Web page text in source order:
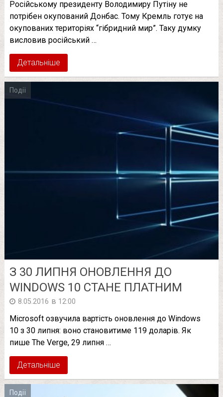
Російському президенту Володимиру Путіну не
потрібен окупований Донбас. Тому Кремль готує на
окупованих територіях “гібридний мир”. Таку думку
висловив російський …
Детальніше
Події
З 30 ЛИПНЯ ОНОВЛЕННЯ ДО
WINDOWS 10 СТАНЕ ПЛАТНИМ
8.05.2016 в 12:00
Microsoft озвучила вартість оновлення до Windows
10 з 30 липня: воно становитиме 119 доларів. Як
пише The Verge, 29 липня …
Детальніше
Події